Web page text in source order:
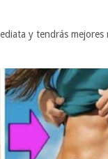
y tendrás mejores